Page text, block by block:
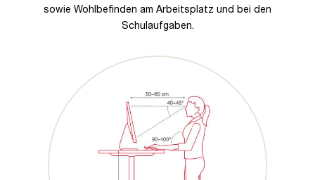
sowie Wohlbefinden am Arbeitsplatz und bei den
Schulaufgaben.